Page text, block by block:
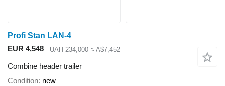
Profi Stan LAN-4
EUR 4,548
UAH 234,000 ≈ A$7,452
Combine header trailer
Condition new